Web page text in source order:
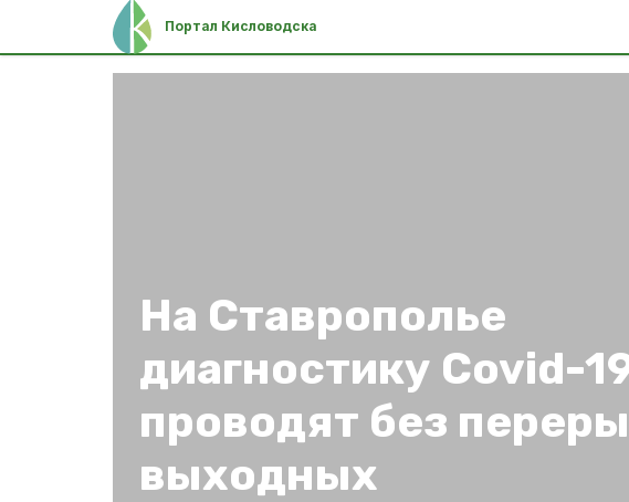
Портал Кисловодска
На Ставрополье
диагностику Covid-
проводят без
выходных